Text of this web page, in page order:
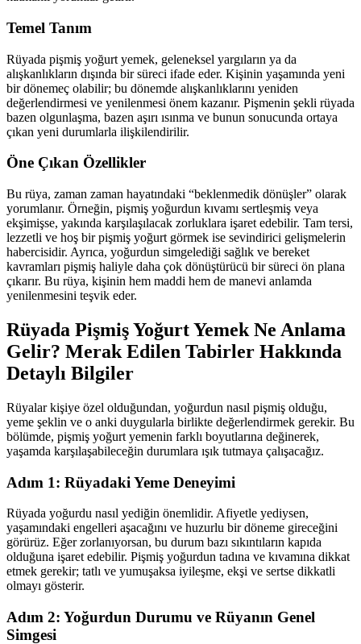
Temel Tanım
Rüyada pişmiş yoğurt yemek, geleneksel yargıların ya da
alışkanlıkların dışında bir süreci ifade eder. Kişinin yaşamında yeni
bir dönemeç olabilir; bu dönemde alışkanlıklarını yeniden
değerlendirmesi ve yenilenmesi önem kazanır. Pişmenin şekli rüyada
bazen olgunlaşma, bazen aşırı ısınma ve bunun sonucunda ortaya
çıkan yeni durumlarla ilişkilendirilir.
Öne Çıkan Özellikler
Bu rüya, zaman zaman hayatındaki “beklenmedik dönüşler” olarak
yorumlanır. Örneğin, pişmiş yoğurdun kıvamı sertleşmiş veya
ekşimişse, yakında karşılaşılacak zorluklara işaret edebilir. Tam tersi,
lezzetli ve hoş bir pişmiş yoğurt görmek ise sevindirici gelişmelerin
habercisidir. Ayrıca, yoğurdun simgelediği sağlık ve bereket
kavramları pişmiş haliyle daha çok dönüştürücü bir süreci ön plana
çıkarır. Bu rüya, kişinin hem maddi hem de manevi anlamda
yenilenmesini teşvik eder.
Rüyada Pişmiş Yoğurt Yemek Ne Anlama
Gelir? Merak Edilen Tabirler Hakkında
Detaylı Bilgiler
Rüyalar kişiye özel olduğundan, yoğurdun nasıl pişmiş olduğu,
yeme şeklin ve o anki duygularla birlikte değerlendirmek gerekir. Bu
bölümde, pişmiş yoğurt yemenin farklı boyutlarına değinerek,
yaşamda karşılaşabileceğin durumlara ışık tutmaya çalışacağız.
Adım 1: Rüyadaki Yeme Deneyimi
Rüyada yoğurdu nasıl yediğin önemlidir. Afiyetle yediysen,
yaşamındaki engelleri aşacağını ve huzurlu bir döneme gireceğini
görürüz. Eğer zorlanıyorsan, bu durum bazı sıkıntıların kapıda
olduğuna işaret edebilir. Pişmiş yoğurdun tadına ve kıvamına dikkat
etmek gerekir; tatlı ve yumuşaksa iyileşme, ekşi ve sertse dikkatli
olmayı gösterir.
Adım 2: Yoğurdun Durumu ve Rüyanın Genel
Simgesi